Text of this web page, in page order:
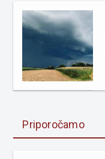
Priporočamo